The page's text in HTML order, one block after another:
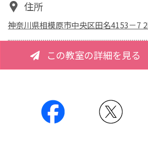
住所
神奈川県相模原市中央区田名4153－7
この教室の詳細を見る